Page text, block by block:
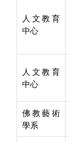
人文教育
中心
人文教育
中心
佛教藝術
學系